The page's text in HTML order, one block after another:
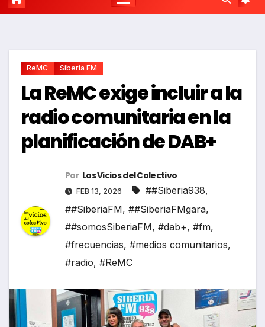
ReMC Siberia FM
La ReMC exige incluir a la
radio comunitaria en la
planificación de DAB+
Por Los Vicios del Colectivo
FEB 13, 2026 ##Siberia938,
##SiberiaFM, ##SiberiaFMgara,
##somosSiberiaFM, #dab+, #fm,
#frecuencias, #medios comunitarios,
#radio, #ReMC